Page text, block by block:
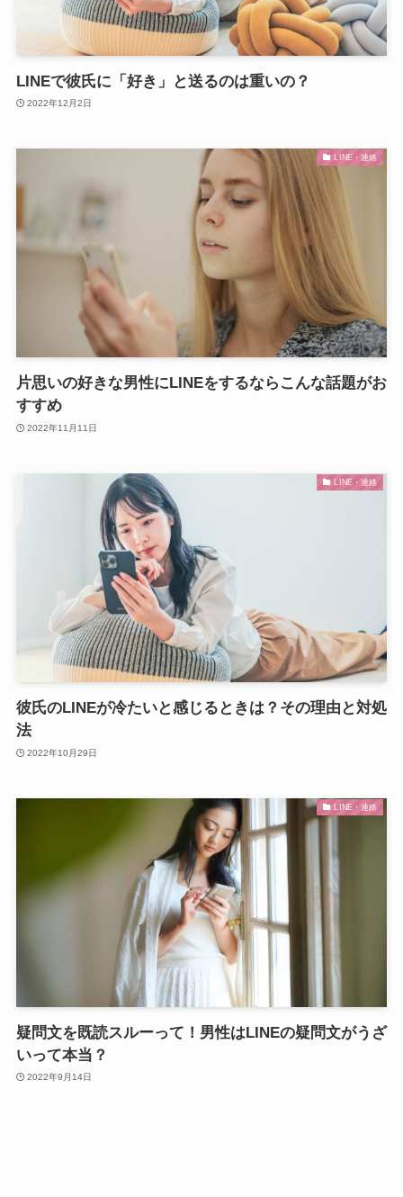
LINEで彼氏に「好き」と送るのは重いの？
2022年12月2日
LINE・連絡
片思いの好きな男性にLINEをするならこんな話題がお
すすめ
2022年11月11日
LINE・連絡
彼氏のLINEが冷たいと感じるときは？その理由と対処
法
2022年10月29日
LINE・連絡
疑問文を既読スルーって！男性はLINEの疑問文がうざ
いって本当？
2022年9月14日